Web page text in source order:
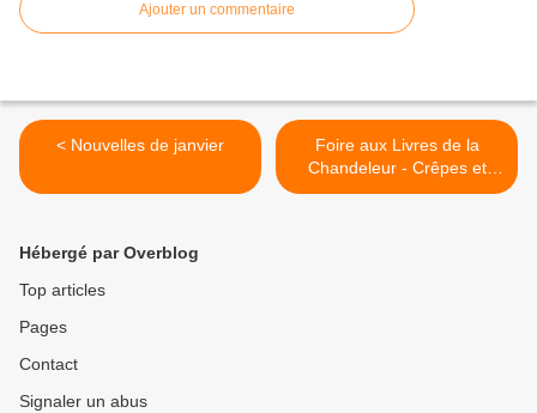
Ajouter un commentaire
< Nouvelles de janvier
Foire aux Livres de la
Chandeleur - Crêpes et
livres à Gogho >
Hébergé par Overblog
Top articles
Pages
Contact
Signaler un abus